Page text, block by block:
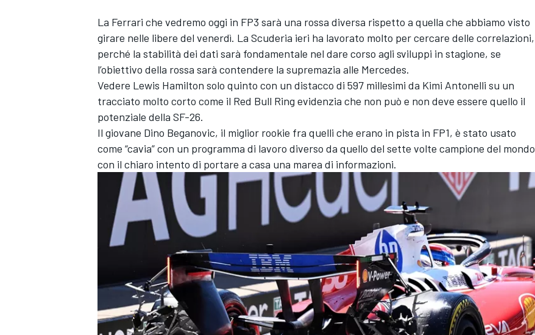
MONOPOSTO
La Ferrari che vedremo oggi in FP3 sarà una rossa diversa rispetto a quella che abbiamo visto
girare nelle libere del venerdì. La Scuderia ieri ha lavorato molto per cercare delle correlazioni,
perché la stabilità dei dati sarà fondamentale nel dare corso agli sviluppi in stagione, se
l’obiettivo della rossa sarà contendere la supremazia alle Mercedes.
Vedere Lewis Hamilton solo quinto con un distacco di 597 millesimi da Kimi Antonelli su un
tracciato molto corto come il Red Bull Ring evidenzia che non può e non deve essere quello il
potenziale della SF-26.
Il giovane Dino Beganovic, il miglior rookie fra quelli che erano in pista in FP1, è stato usato
come “cavia” con un programma di lavoro diverso da quello del sette volte campione del mondo
con il chiaro intento di portare a casa una marea di informazioni.